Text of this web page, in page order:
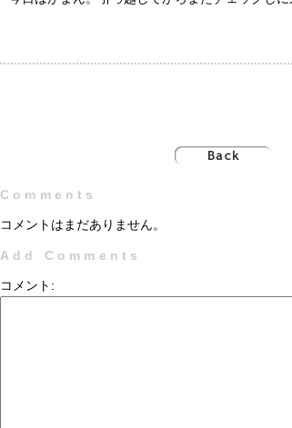
Comments
コメントはまだありません。
Add Comments
コメント: